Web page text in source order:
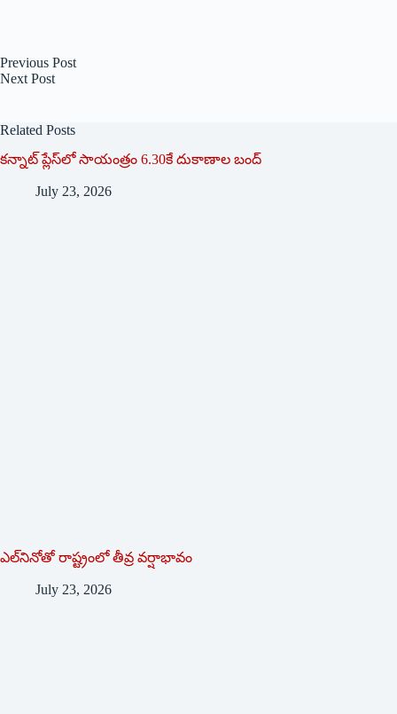
Previous Post
Next Post
Related Posts
క‌న్నాట్ ప్లేస్‌లో సాయంత్రం 6.30కే దుకాణాల బంద్‌
July 23, 2026
ఎల్‌నినోతో రాష్ట్రంలో తీవ్ర వర్షాభావం
July 23, 2026